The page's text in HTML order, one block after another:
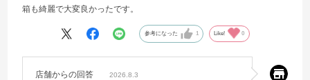
箱も綺麗で大変良かったです。
参考になった 1 Like! 0
店舗からの回答 2026.8.3